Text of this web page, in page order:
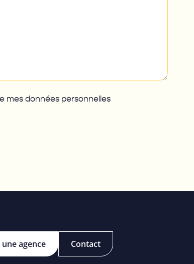
mes données personnelles
agence Contact